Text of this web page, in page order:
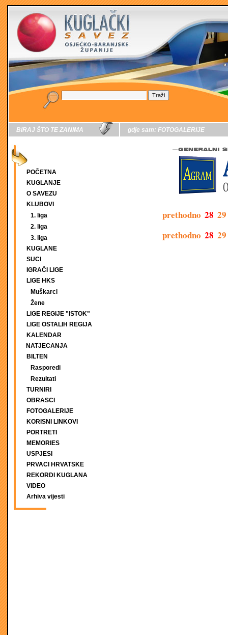
BIRAJ ŠTO TE ZANIMA
POČETNA
KUGLANJE
O SAVEZU
KLUBOVI
1. liga
2. liga
3. liga
KUGLANE
SUCI
IGRAČI LIGE
LIGE HKS
Muškarci
Žene
LIGE REGIJE "ISTOK"
LIGE OSTALIH REGIJA
KALENDAR
NATJECANJA
BILTEN
Rasporedi
Rezultati
TURNIRI
OBRASCI
FOTOGALERIJE
KORISNI LINKOVI
PORTRETI
MEMORIES
USPJESI
PRVACI HRVATSKE
REKORDI KUGLANA
VIDEO
Arhiva vijesti
gdje sam: FOTOGALERIJE
prethodno 28 29
prethodno 28 29